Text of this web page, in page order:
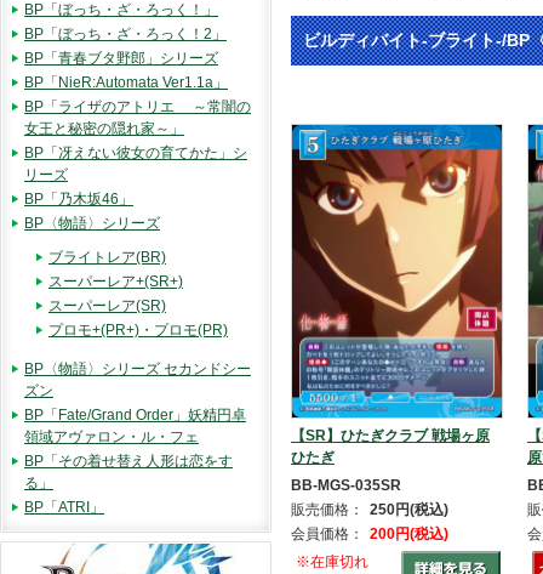
ビルディバイト-ブライト-/BP
【SR】ひたぎクラブ 戦場ヶ原
ひたぎ
BB-MGS-035SR
販売価格：
250円(税込)
会員価格：
200円(税込)
※在庫切れ
BP「ぼっち・ざ・ろっく！」
BP「ぼっち・ざ・ろっく！2」
BP「青春ブタ野郎」シリーズ
BP「NieR:Automata Ver1.1a」
BP「ライザのアトリエ ～常闇の
女王と秘密の隠れ家～」
BP「冴えない彼女の育てかた」シ
リーズ
BP「乃木坂46」
BP〈物語〉シリーズ
ブライトレア(BR)
スーパーレア+(SR+)
スーパーレア(SR)
プロモ+(PR+)・プロモ(PR)
BP〈物語〉シリーズ セカンドシー
ズン
BP「Fate/Grand Order」妖精円卓
領域アヴァロン・ル・フェ
BP「その着せ替え人形は恋をす
る」
BP「ATRI」